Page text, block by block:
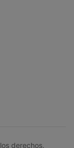
derechos.